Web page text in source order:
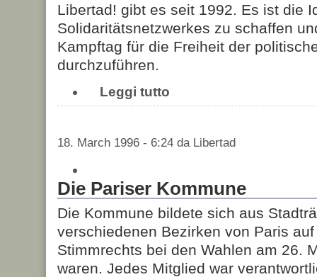
Libertad! gibt es seit 1992. Es ist die
Solidaritätsnetzwerkes zu schaffen
Kampftag für die Freiheit der
durchzuführen.
Leggi tutto
18. March 1996 - 6:24 da Libertad
Die Pariser Kommune
Die Kommune bildete sich aus
verschiedenen Bezirken von Paris
Stimmrechts bei den Wahlen am 26.
waren. Jedes Mitglied war